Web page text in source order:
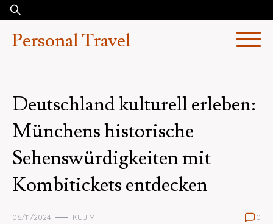
Skip
content
Suchen
Personal Travel
Deutschland kulturell erleben:
Münchens historische
Sehenswürdigkeiten mit
Kombitickets entdecken
06/11/2024 KUJIM 0